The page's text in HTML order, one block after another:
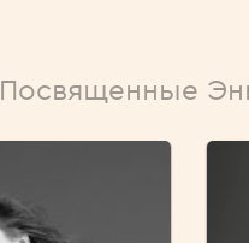
Посвященные